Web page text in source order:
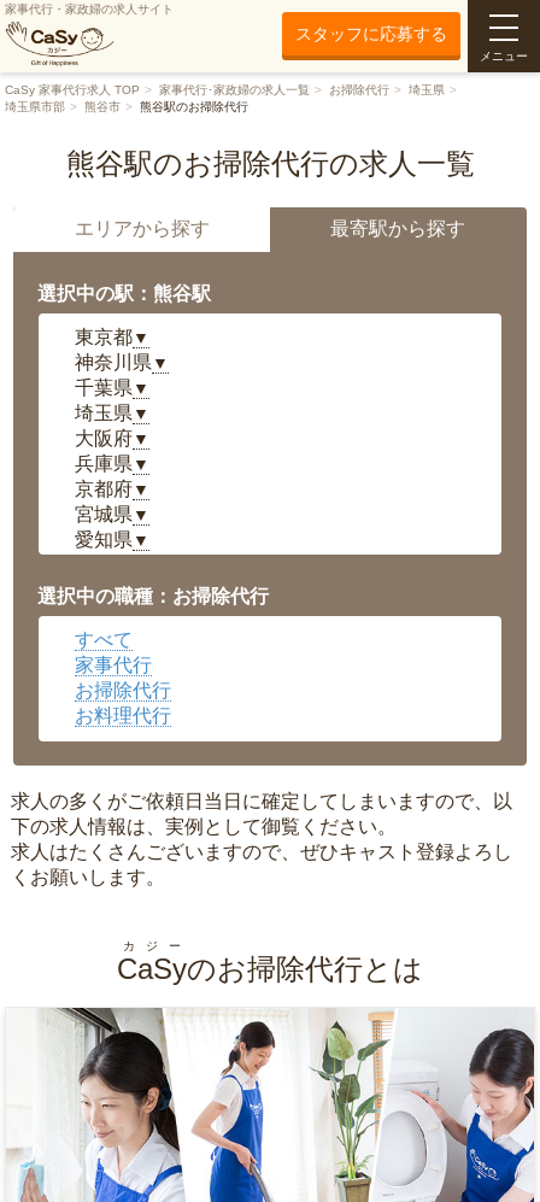
家事代行・家政婦の求人サイト
スタッフに応募する
メニュー
CaSy 家事代行求人 TOP 家事代行･家政婦の求人一覧 お掃除代行
埼玉県
埼玉県市部
熊谷市 熊谷駅のお掃除代行
熊谷駅のお掃除代行の求人一覧
エリアから探す 最寄駅から探す
選択中の駅：熊谷駅
東京都▼
神奈川県 ▼
千葉県 ▼
埼玉県 ▼
大阪府▼
兵庫県 ▼
京都府▼
宮城県 ▼
愛知県 ▼
岡山県▼
広島県▼
沖縄県
選択中の職種：お掃除代行
すべて
家事代行
お掃除代行
お料理代行
求人の多くがご依頼日当日に確定してしまいますので、以
下の求人情報は、実例として御覧ください。
求人はたくさんございますので、ぜひキャスト登録よろし
くお願いします。
CaSy
カジー
のお掃除代行とは